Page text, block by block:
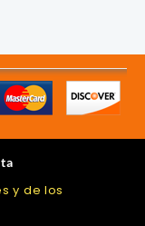
y de los